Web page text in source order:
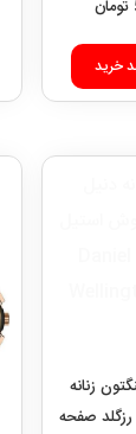
تومان
خرید
زنانه
صفحه